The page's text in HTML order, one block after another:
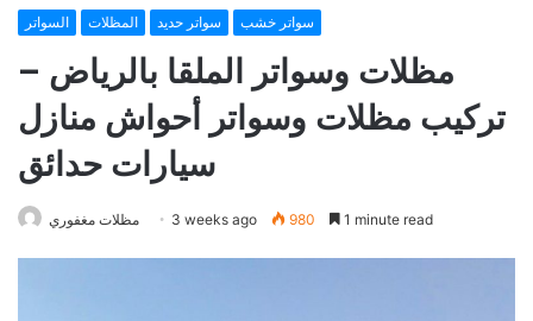
السواتر المظلات سواتر حديد سواتر خشب
مظلات وسواتر الملقا بالرياض –
تركيب مظلات وسواتر أحواش منازل
سيارات حدائق
مظلات مغفوري 3 weeks ago 980 1 minute read